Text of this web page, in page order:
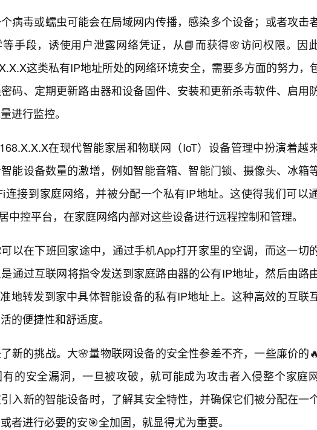
病毒或蠕虫可能会在局域网内传播，感染多个设备；或者攻击
手段，诱使用户泄露网络凭证，从📘而获得🌸访问权限。因
这类私有IP地址所处的网络环境安全，需要多方面的努力，
码、定期更新路由器和设备固件、安装和更新杀毒软件、启用防
进行监控。
在现代智能家居和物联网（IoT）设备管理中扮演着越
能设备数量的激增，例如智能音箱、智能门锁、摄像头、冰箱
连接到家庭网络，并被分配一个私有IP地址。这使得我们可以
中控平台，在家庭网络内部对这些设备进行远程控制和管理。
以在下班回家途中，通过手机App打开家里的空调，而这一切
通过互联网将指令发送到家庭路由器的公有IP地址，然后由路
地转发到家中具体智能设备的私有IP地址上。这种高效的互联
的便捷性和舒适度。
新的挑战。大🌸量物联网设备的安全性参差不齐，一些廉价的
的安全漏洞，一旦被攻破，就可能成为攻击者入侵整个家庭
入新的智能设备时，了解其安全特性，并确保它们被分配在一
者进行必要的安🎯全加固，就显得尤为重要。